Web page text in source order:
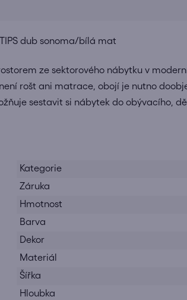
dub sonoma/bílá mat
ze sektorového nábytku v
rošt ani matrace, obojí je nutno
sestavit si nábytek do obývacího,
Kategorie
Záruka
Hmotnost
Barva
Dekor
Materiál
Šířka
Hloubka